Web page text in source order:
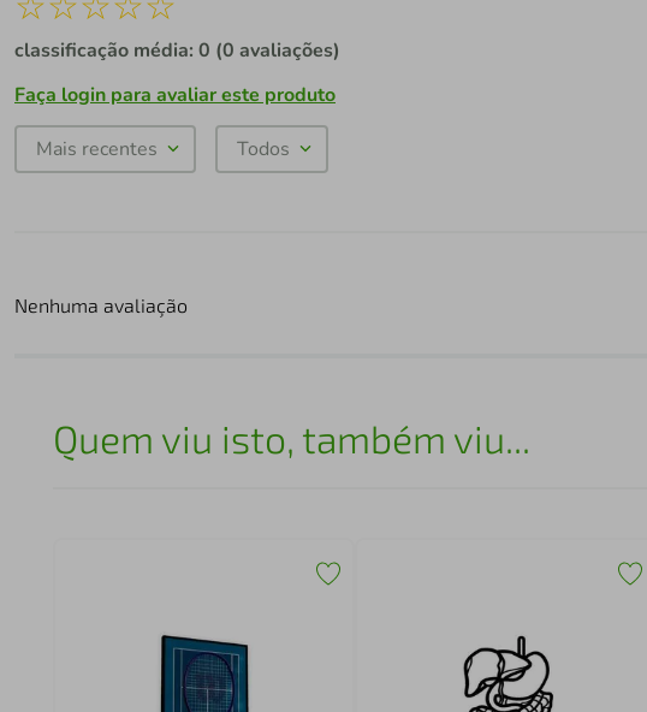
classificação média: 0 (0 avaliações)
Faça login para avaliar este produto
Mais recentes Todos
Nenhuma avaliação
Quem viu isto, também viu...